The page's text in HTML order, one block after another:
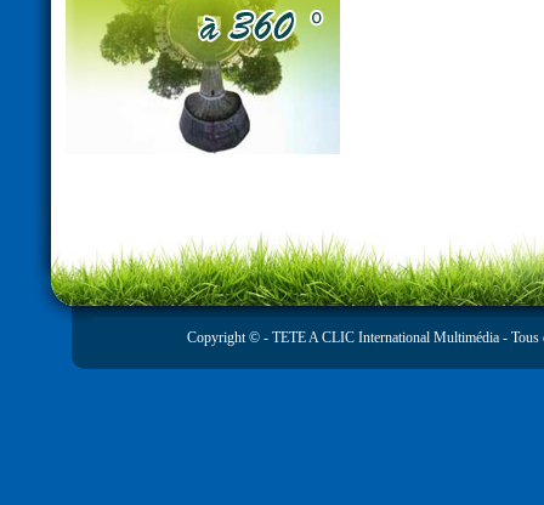
Copyright © - TETE A CLIC International Multimédia - Tous